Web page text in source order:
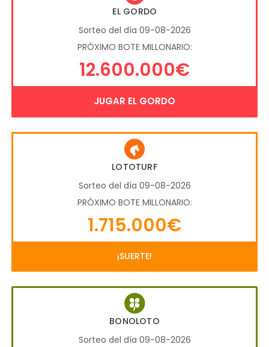
EL GORDO
Sorteo del día 09-08-2026
PRÓXIMO BOTE MILLONARIO:
12.600.000€
JUGAR EL GORDO
LOTOTURF
Sorteo del día 09-08-2026
PRÓXIMO BOTE MILLONARIO:
1.715.000€
¡SUERTE!
BONOLOTO
Sorteo del día 09-08-2026